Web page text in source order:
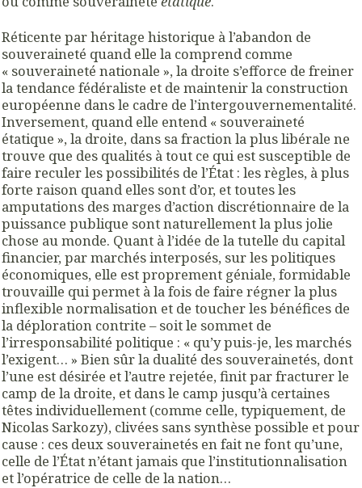
Réticente par héritage historique à l’abandon de
souveraineté quand elle la comprend comme
« souveraineté nationale », la droite s’efforce de freiner
la tendance fédéraliste et de maintenir la construction
européenne dans le cadre de l’intergouvernementalité.
Inversement, quand elle entend « souveraineté
étatique », la droite, dans sa fraction la plus libérale ne
trouve que des qualités à tout ce qui est susceptible de
faire reculer les possibilités de l’État : les règles, à plus
forte raison quand elles sont d’or, et toutes les
amputations des marges d’action discrétionnaire de la
puissance publique sont naturellement la plus jolie
chose au monde. Quant à l’idée de la tutelle du capital
financier, par marchés interposés, sur les politiques
économiques, elle est proprement géniale, formidable
trouvaille qui permet à la fois de faire régner la plus
inflexible normalisation et de toucher les bénéfices de
la déploration contrite – soit le sommet de
l’irresponsabilité politique : « qu’y puis-je, les marchés
l’exigent… » Bien sûr la dualité des souverainetés, dont
l’une est désirée et l’autre rejetée, finit par fracturer le
camp de la droite, et dans le camp jusqu’à certaines
têtes individuellement (comme celle, typiquement, de
Nicolas Sarkozy), clivées sans synthèse possible et pour
cause : ces deux souverainetés en fait ne font qu’une,
celle de l’État n’étant jamais que l’institutionnalisation
et l’opératrice de celle de la nation…